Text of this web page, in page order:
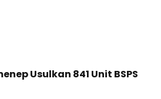
Usulkan 841 Unit BSPS